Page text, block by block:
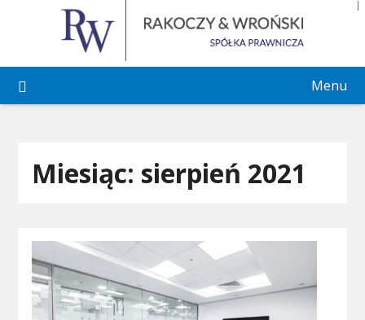
Menu
Miesiąc: sierpień 2021